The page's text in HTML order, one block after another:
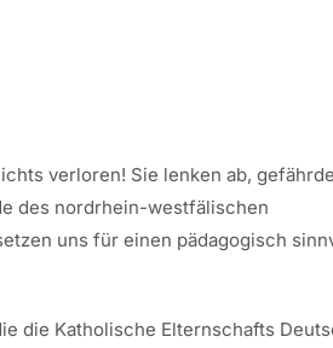
verloren! Sie lenken ab,
des nordrhein-westfälischen
uns für einen pädagogisch
die Katholische Elternschafts